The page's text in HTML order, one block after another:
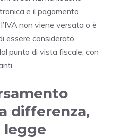
e il pagamento
non viene versata o è
essere considerato
punto di vista fiscale, con
differenza,
legge